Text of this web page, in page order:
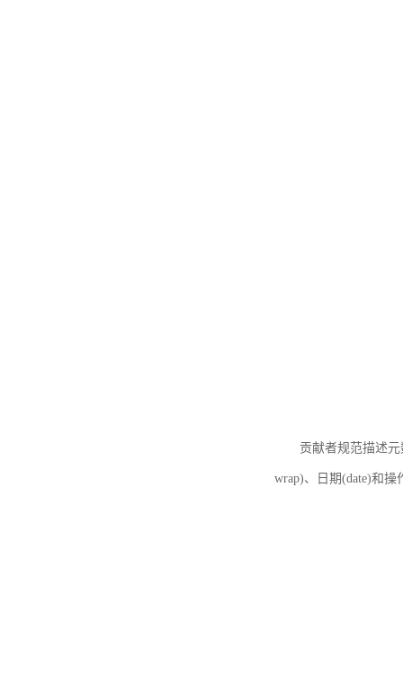
贡献者规范描述
wrap)、日期(date)和操